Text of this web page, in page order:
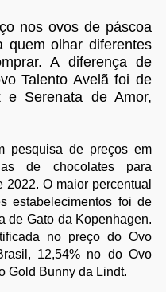
nos ovos de páscoa
quem olhar diferentes
A diferença de
Talento Avelã foi de
Serenata de Amor,
pesquisa de preços em
de chocolates para
O maior percentual
estabelecimentos foi de
de Gato da Kopenhagen.
no preço do Ovo
12,54% no do Ovo
Gold Bunny da Lindt.